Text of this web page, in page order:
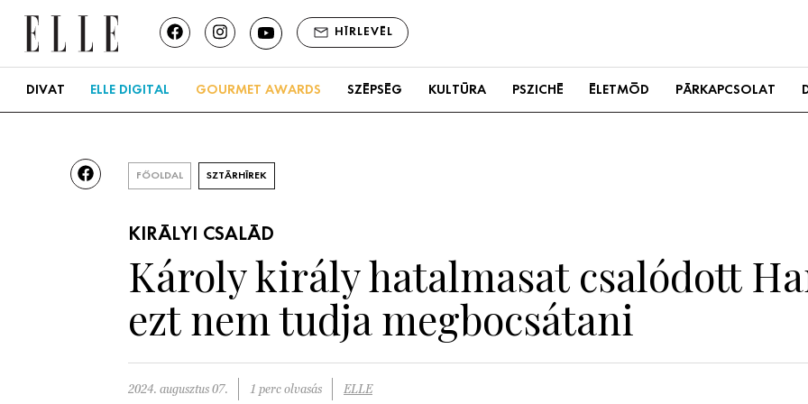
HÍRLEVÉL
DIVAT ELLE DIGITAL GOURMET AWARDS SZÉPSÉG KULTÚRA PSZICHÉ ÉLETMÓD PÁRKAPCSOLAT
FŐOLDAL SZTÁRHÍREK
KIRÁLYI CSALÁD
Károly király hatalmasat csalódott
ezt nem tudja megbocsátani
2024. augusztus 07. 1 perc olvasás ELLE